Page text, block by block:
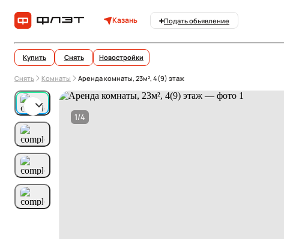
Казань Подать объявление
Купить Снять Новостройки
Снять Комнаты Аренда комнаты, 23м², 4(9) этаж
1/4